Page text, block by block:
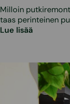
Milloin
taas perinteinen
Lue lisää